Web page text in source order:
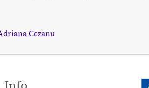
Cozanu